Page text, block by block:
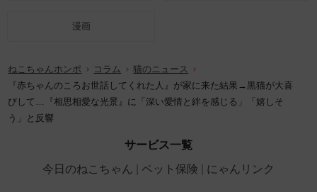
漫画
ねこちゃんホンポ コラム
猫のニュース
『赤ちゃんのころお世話してくれた人』が家に来た結果→黒猫が大喜
びして…『相思相愛な光景』に「深い愛情と絆を感じる」「嬉しそ
う」と反響
サービス一覧
今日のねこちゃん
ペット保険 にゃんリンク